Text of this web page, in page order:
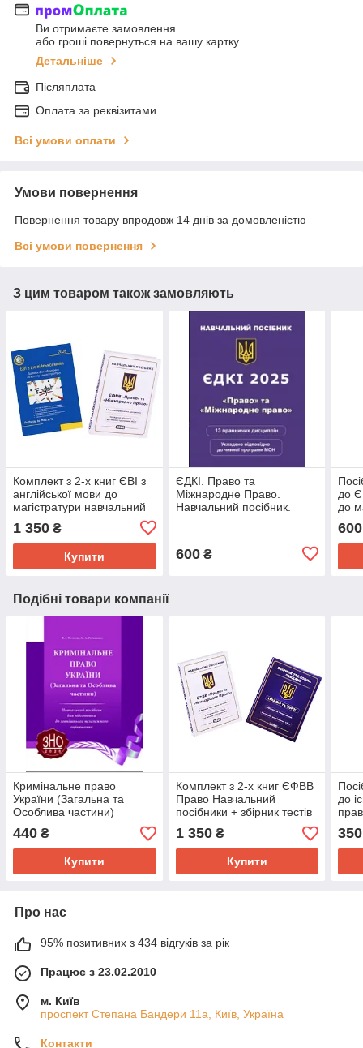
Ви отримаєте замовлення
або гроші повернуться на вашу картку
Детальніше
Післяплата
Оплата за реквізитами
Всі умови оплати
Умови повернення
Повернення товару впродовж 14 днів за домовленістю
Всі умови повернення
З цим товаром також замовляють
Комплект з 2-х книг ЄВІ з
англійської мови до
магістратури навчальний
Посібник
1 350 ₴
Купити
ЄДКІ. Право та
Міжнародне Право.
Навчальний посібник.
600₴
до
до
600
Подібні товари компанії
Кримінальне право
України (Загальна та
Особлива частини)
посібник для підготовки до
ЗНО 2026
440 ₴
Купити
Комплект з 2-х книг ЄФВВ
Право Навчальний
посібники + збірник тестів
Право та ТЗНК 2026
1 350₴
Купити
до
350
Про нас
95% позитивних з 434 відгуків за рік
Працює з 23.02.2010
м. Київ
проспект Степана Бандери 11а, Київ, Україна
Контакти